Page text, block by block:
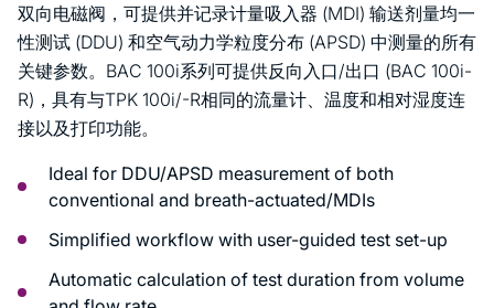
双向电磁阀，可提供并记录计量吸入器 (MDI) 输送剂量均一
性测试 (DDU) 和空气动力学粒度分布 (APSD) 中测量的所有
关键参数。BAC 100i系列可提供反向入口/出口 (BAC 100i-
R)，具有与TPK 100i/-R相同的流量计、温度和相对湿度连
接以及打印功能。
Ideal for DDU/APSD measurement of both
conventional and breath-actuated/MDIs
Simplified workflow with user-guided test set-up
Automatic calculation of test duration from volume